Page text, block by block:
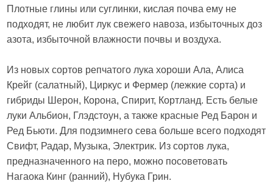
Плотные глины или суглинки, кислая почва ему не
подходят, не любит лук свежего навоза, избыточных доз
азота, избыточной влажности почвы и воздуха.
Из новых сортов репчатого лука хороши Ала, Алиса
Крейг (салатный), Циркус и Фермер (лежкие сорта) и
гибриды Шерон, Корона, Спирит, Кортланд. Есть белые
луки Альбион, Глэдстоун, а также красные Ред Барон и
Ред Бьюти. Для подзимнего сева больше всего подходят
Свифт, Радар, Музыка, Электрик. Из сортов лука,
предназначенного на перо, можно посоветовать
Нагаока Кинг (ранний), Нубука Грин.